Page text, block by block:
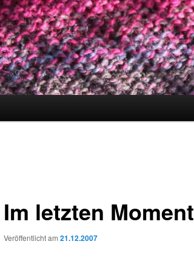
Im letzten
Veröffentlicht am 21.12.2007